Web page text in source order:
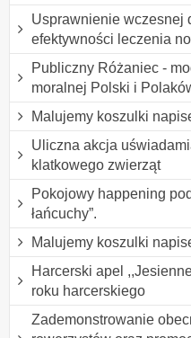
Usprawnienie wczesnej
efektywności leczenia
Publiczny Różaniec -
moralnej Polski i
Malujemy koszulki
Uliczna akcja
klatkowego zwierząt
Pokojowy happening
łańcuchy”.
Malujemy koszulki
Harcerski apel
roku harcerskiego
Zademonstrowanie